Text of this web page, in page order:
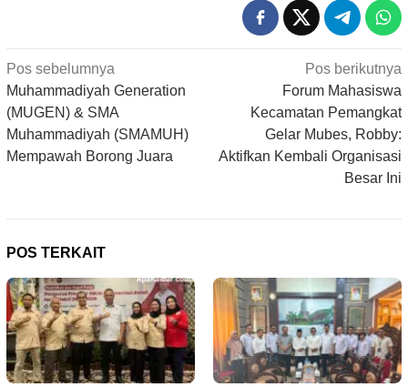
Navigasi
pos
Pos sebelumnya
Muhammadiyah Generation
(MUGEN) & SMA
Muhammadiyah (SMAMUH)
Mempawah Borong Juara
Pos berikutnya
Forum Mahasiswa
Kecamatan Pemangkat
Gelar Mubes, Robby:
Aktifkan Kembali Organisasi
Besar Ini
POS TERKAIT